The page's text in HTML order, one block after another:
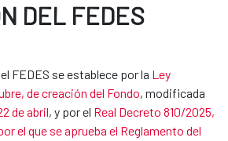
DEL FEDES
FEDES se establece por la Ley
de creación del Fondo, modificada
de abril​, y por el Real Decreto 810/2025,
el que se aprueba el Reglamento del